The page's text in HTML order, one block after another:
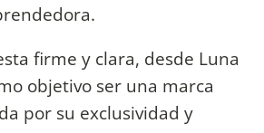
firme y clara, desde Luna
objetivo ser una marca
por su exclusividad y